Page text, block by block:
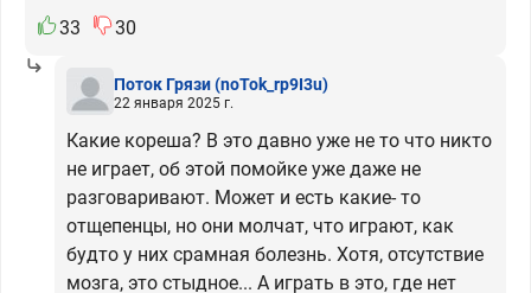
33
30
Поток Грязи(noTok_rp9I3u)
22 января 2025 г.
Какие кореша? В это давно уже не то что никто
не играет, об этой помойке уже даже не
разговаривают. Может и есть какие- то
отщепенцы, но они молчат, что играют, как
будто у них срамная болезнь. Хотя, отсутствие
мозга, это стыдное... А играть в это, где нет